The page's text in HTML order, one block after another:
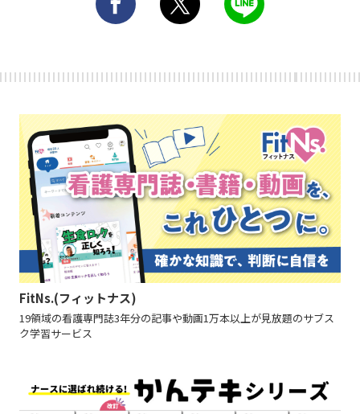
FitNs.(フィットナス)
19領域の看護専門誌3年分の記事や動画1万本以上が見放題のサブス
ク学習サービス